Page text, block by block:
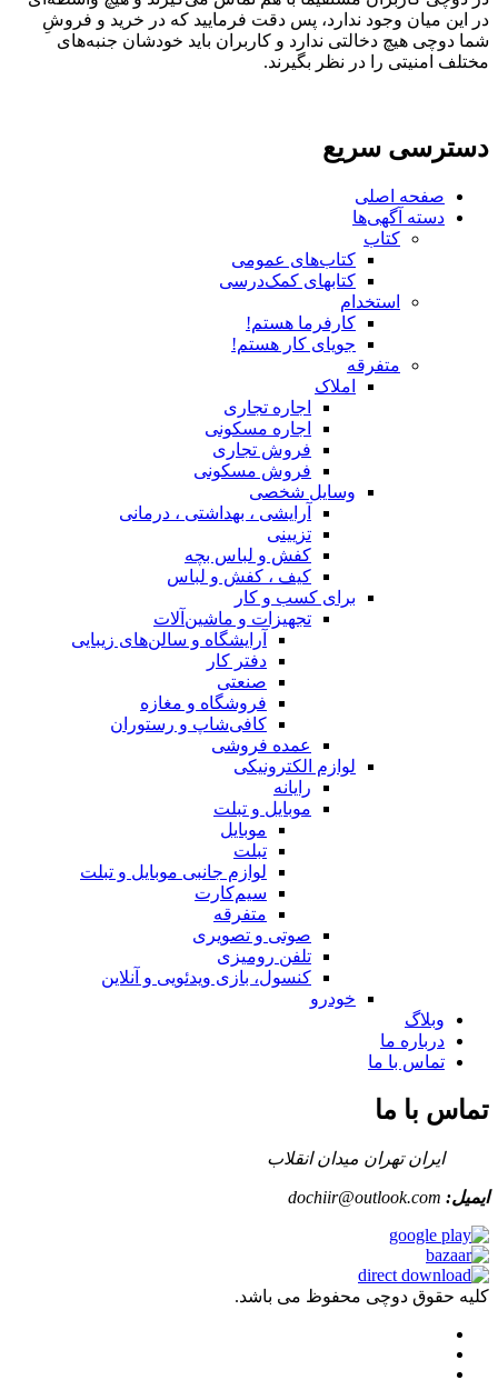
در این میان وجود ندارد، پس دقت فرمایید که در خرید و فروشِ
شما دوچی هیچ دخالتی ندارد و کاربران باید خودشان جنبه‌های
مختلف امنیتی را در نظر بگیرند.
دسترسی سریع
صفحه اصلی
دسته آگهی‌ها
کتاب
کتاب‌های عمومی
کتابهای کمک‌درسی
استخدام
کارفرما هستم!
جویای کار هستم!
متفرقه
املاک
اجاره تجاری
اجاره مسکونی
فروش تجاری
فروش مسکونی
وسایل شخصی
آرایشی ، بهداشتی ، درمانی
تزیینی
کفش و لباس بچه
کیف ، کفش و لباس
برای کسب و کار
تجهیزات و ماشین‌آلات
آرایشگاه و سالن‌های زیبایی
دفتر کار
صنعتی
فروشگاه و مغازه
کافی‌شاپ و رستوران
عمده فروشی
لوازم الکترونیکی
رایانه
موبایل و تبلت
موبایل
تبلت
لوازم جانبی موبایل و تبلت
سیم‌کارت
متفرقه
صوتی و تصویری
تلفن رومیزی
کنسول، بازی‌ ویدئویی و آنلاین
خودرو
وبلاگ
درباره ما
تماس با ما
تماس با ما
ایران تهران میدان انقلاب
ایمیل: dochiir@outlook.com
کلیه حقوق دوچی محفوظ می باشد.